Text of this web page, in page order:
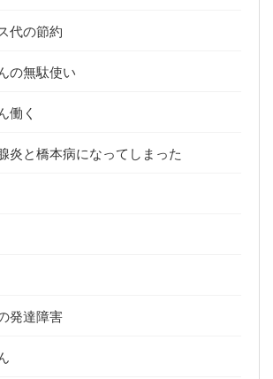
代の節約
の無駄使い
働く
炎と橋本病になってしまった
発達障害